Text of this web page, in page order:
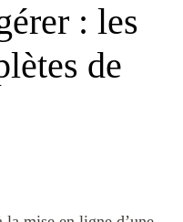
: les
de